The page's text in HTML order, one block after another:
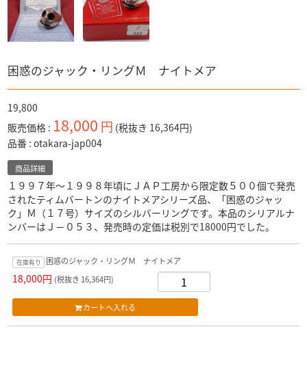
困惑のジャック・リングＭ ナイトメア
19,800
販売価格 18,000 円 (税抜き 16,364円)
品番 otakara-jap004
商品詳細
１９９７年～１９９８年頃にＪＡＰ工房から限定数５００個で発売
されたティムバートンのナイトメアシリーズ品、「困惑のジャッ
ク」Ｍ（１７号）サイズのシルバーリングです。本品のシリアルナ
ンバーはＪ－０５３、発売時の定価は税別で18000円でした。
在庫有り 困惑のジャック・リングＭ ナイトメア
18,000円 (税抜き 16,364円)